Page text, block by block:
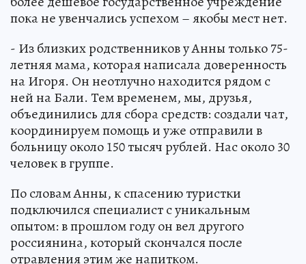
пока не увенчались успехом – якобы мест нет.
- Из близких родственников у Анны только 75-
летняя мама, которая написала доверенность
на Игоря. Он неотлучно находится рядом с
ней на Бали. Тем временем, мы, друзья,
объединились для сбора средств: создали чат,
координируем помощь и уже отправили в
больницу около 150 тысяч рублей. Нас около 30
человек в группе.
По словам Анны, к спасению туристки
подключился специалист с уникальным
опытом: в прошлом году он вел другого
россиянина, который скончался после
отравления этим же напитком.